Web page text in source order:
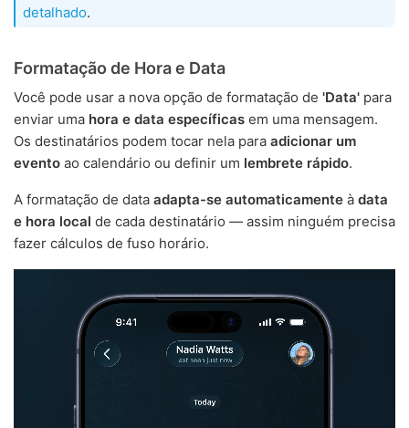
detalhado.
Formatação de Hora e Data
Você pode usar a nova opção de formatação de 'Data' para
enviar uma hora e data específicas em uma mensagem.
Os destinatários podem tocar nela para adicionar um
evento ao calendário ou definir um lembrete rápido.
A formatação de data adapta-se automaticamente à data
e hora local de cada destinatário — assim ninguém precisa
fazer cálculos de fuso horário.